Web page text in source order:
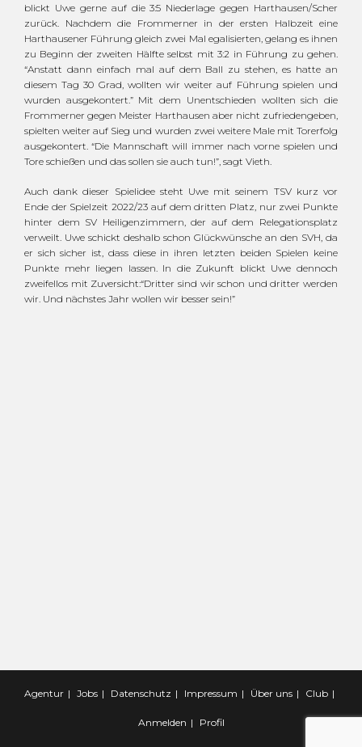
blickt Uwe gerne auf die 3:5 Niederlage gegen Harthausen/Scher
zurück. Nachdem die Frommerner in der ersten Halbzeit eine
Harthausener Führung gleich zwei Mal egalisierten, gelang es ihnen
zu Beginn der zweiten Hälfte selbst mit 3:2 in Führung zu gehen.
“Anstatt dann einfach mal auf dem Ball zu stehen, es hatte an
diesem Tag 30 Grad, wollten wir weiter auf Führung spielen und
wurden ausgekontert.” Mit dem Unentschieden wollten sich die
Frommerner gegen Meister Harthausen aber nicht zufriedengeben,
spielten weiter auf Sieg und wurden zwei weitere Male mit Torerfolg
ausgekontert. “Die Mannschaft will immer nach vorne spielen und
Tore schießen und das sollen sie auch tun!”, sagt Vieth.
Auch dank dieser Spielidee steht Uwe mit seinem TSV kurz vor
Ende der Spielzeit 2022/23 auf dem dritten Platz, nur zwei Punkte
hinter dem SV Heiligenzimmern, der auf dem Relegationsplatz
verweilt. Uwe schickt deshalb schon Glückwünsche an den SVH, da
er sich sicher ist, dass diese in ihren letzten beiden Spielen keine
Punkte mehr liegen lassen. In die Zukunft blickt Uwe dennoch
zweifellos mit Zuversicht:“Dritter sind wir schon und dritter werden
wir. Und nächstes Jahr wollen wir besser sein!”
Agentur Jobs Datenschutz Impressum Über uns Club
Anmelden Profil